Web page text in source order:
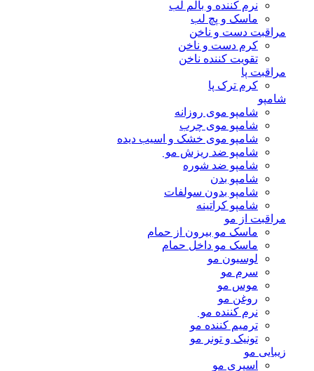
نرم کننده و بالم لب
ماسک و پچ لب
مراقبت دست و ناخن
کرم دست و ناخن
تقویت کننده ناخن
مراقبت پا
کرم ترک پا
شامپو
شامپو موی روزانه
شامپو موی چرب
شامپو موی خشک و اسیب دیده
شامپو ضد ریزش مو
شامپو ضد شوره
شامپو بدن
شامپو بدون سولفات
شامپو کراتینه
مراقبت از مو
ماسک مو بیرون از حمام
ماسک مو داخل حمام
لوسیون مو
سرم مو
موس مو
روغن مو
نرم کننده مو
ترمیم کننده مو
تونیک و تونر مو
زیبایی مو
اسپری مو